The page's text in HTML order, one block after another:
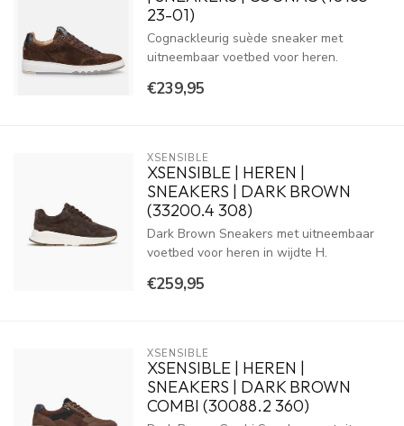
23-01)
Cognackleurig suède sneaker met
uitneembaar voetbed voor heren.
€239,95
XSENSIBLE
XSENSIBLE | HEREN |
SNEAKERS | DARK BROWN
(33200.4 308)
Dark Brown Sneakers met uitneembaar
voetbed voor heren in wijdte H.
€259,95
XSENSIBLE
XSENSIBLE | HEREN |
SNEAKERS | DARK BROWN
COMBI (30088.2 360)